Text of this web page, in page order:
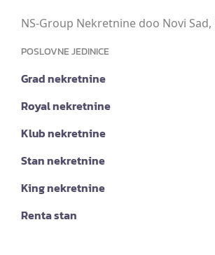
NS-Group Nekretnine doo Novi Sad,
POSLOVNE JEDINICE
Grad nekretnine
Royal nekretnine
Klub nekretnine
Stan nekretnine
King nekretnine
Renta stan